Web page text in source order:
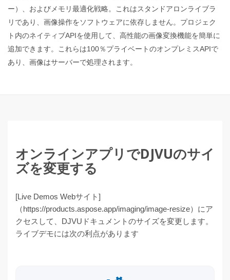
ー）、およびメモリ最適化戦略。これはスタンドアロンライブラ
リであり、画像操作をソフトウェアに依存しません。プロジェク
ト内のネイティブAPIを使用して、高性能の画像変換機能を簡単に
追加できます。これらは100％プライベートのオンプレミスAPIで
あり、画像はサーバーで処理されます。
オンラインアプリでDJVUのサイ
ズを変更する
[Live Demos Webサイト]
（https://products.aspose.app/imaging/image-resize）にア
クセスして、DJVUドキュメントのサイズを変更します。
ライブデモには次の利点があります